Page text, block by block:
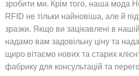
зробити ми. Крім того, наша мода
RFID не тільки найновіша, але й
зразки. Якщо ви зацікавлені в
надамо вам задовільну ціну та
щиро вітаємо нових та старих
фабрику для консультацій та